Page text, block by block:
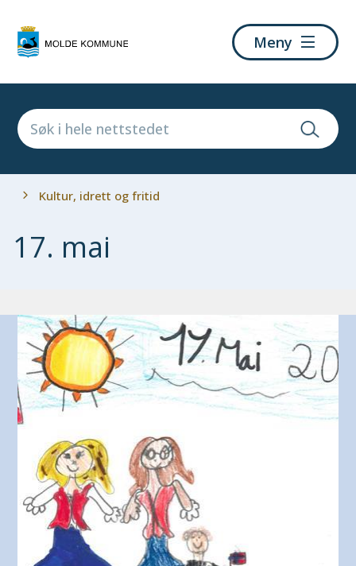
kommune
Meny
Du
Kultur, idrett og fritid
17. mai